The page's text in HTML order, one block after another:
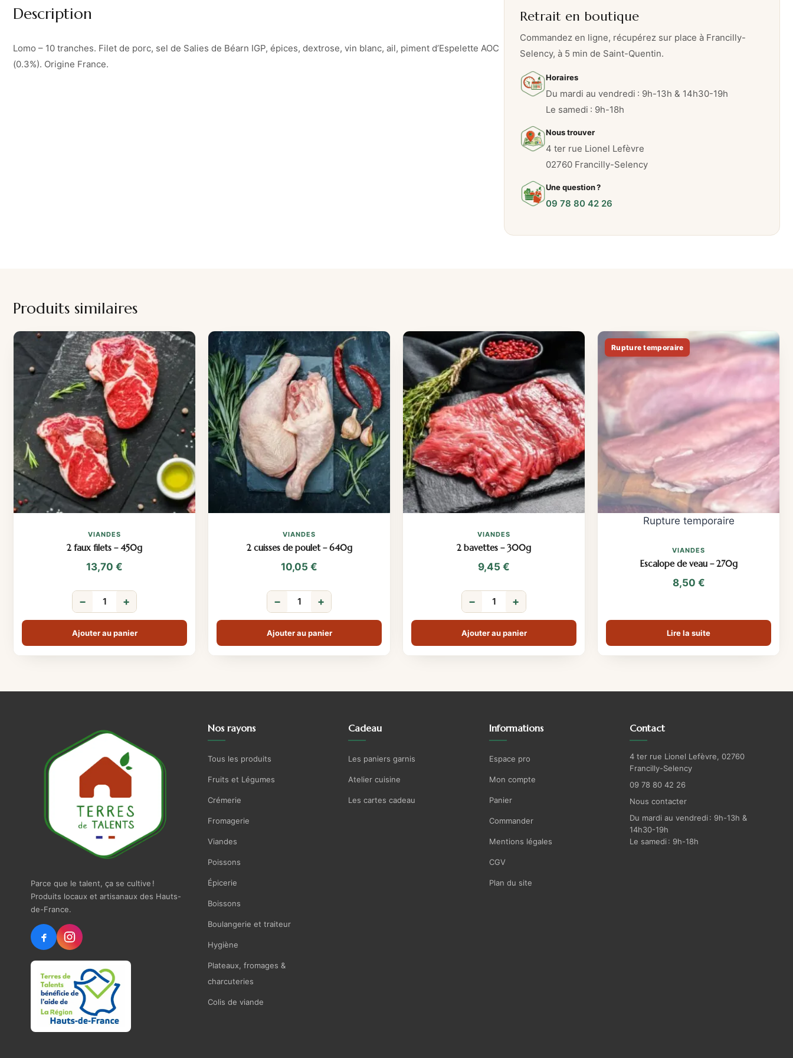
r
Description
Lomo – 10 tranches. Filet de porc, sel de Salies de Béarn IGP, épices, dextrose, vin blanc, ail, piment d’Espelette AOC
(0.3%). Origine France.
Retrait en boutique
Commandez en ligne, récupérez sur place à Francilly-
Selency, à 5 min de Saint-Quentin.
Horaires
Du mardi au vendredi : 9h-13h & 14h30-19h
Le samedi : 9h-18h
Nous trouver
4 ter rue Lionel Lefèvre
02760 Francilly-Selency
Une question ?
09 78 80 42 26
Produits similaires
VIANDES
2 faux filets – 450g
13,70 €
− +
Ajouter au panier
VIANDES
2 cuisses de poulet – 640g
10,05 €
− +
Ajouter au panier
VIANDES
2 bavettes – 300g
9,45 €
− +
Ajouter au panier
VIANDES
Escalope de veau – 270g
8,50 €
Lire la suite
Parce que le talent, ça se cultive !
Produits locaux et artisanaux des Hauts-
de-France.
Nos rayons
Tous les produits
Fruits et Légumes
Crémerie
Fromagerie
Viandes
Poissons
Épicerie
Boissons
Boulangerie et traiteur
Hygiène
Plateaux, fromages &
charcuteries
Colis de viande
Cadeau
Les paniers garnis
Atelier cuisine
Les cartes cadeau
Informations
Espace pro
Mon compte
Panier
Commander
Mentions légales
CGV
Plan du site
Contact
4 ter rue Lionel Lefèvre, 02760
Francilly-Selency
09 78 80 42 26
Nous contacter
Du mardi au vendredi : 9h-13h &
14h30-19h
Le samedi : 9h-18h